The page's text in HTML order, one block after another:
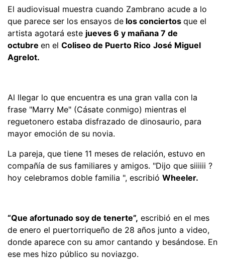
El audiovisual muestra cuando Zambrano acude a lo
que parece ser los ensayos de los conciertos que el
artista agotará este jueves 6 y mañana 7 de
octubre en el Coliseo de Puerto Rico José Miguel
Agrelot.
Al llegar lo que encuentra es una gran valla con la
frase "Marry Me" (Cásate conmigo) mientras el
reguetonero estaba disfrazado de dinosaurio, para
mayor emoción de su novia.
La pareja, que tiene 11 meses de relación, estuvo en
compañía de sus familiares y amigos. "Dijo que siiiiii ?
hoy celebramos doble familia ", escribió Wheeler.
“Que afortunado soy de tenerte”, escribió en el mes
de enero el puertorriqueño de 28 años junto a video,
donde aparece con su amor cantando y besándose. En
ese mes hizo público su noviazgo.